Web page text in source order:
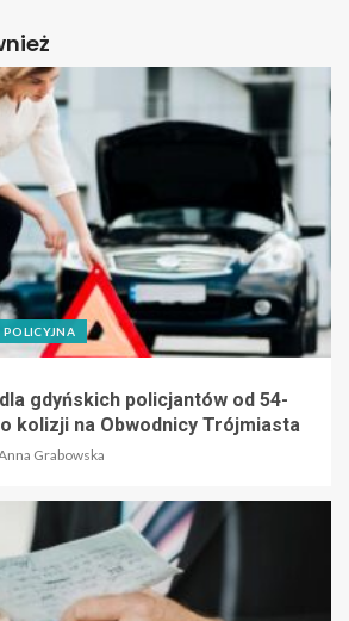
gdyńskich policjantów od 54-
kolizji na Obwodnicy Trójmiasta
Grabowska